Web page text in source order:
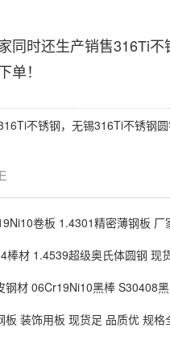
同时还生产销售316Ti
单！
不锈钢，无锡316Ti不锈钢
卷板 1.4301精密薄钢板 厂
棒材 1.4539超级奥氏体圆钢 现
钢材 06Cr19Ni10黑棒 S30408
装饰用板 现货足 品质优 规格